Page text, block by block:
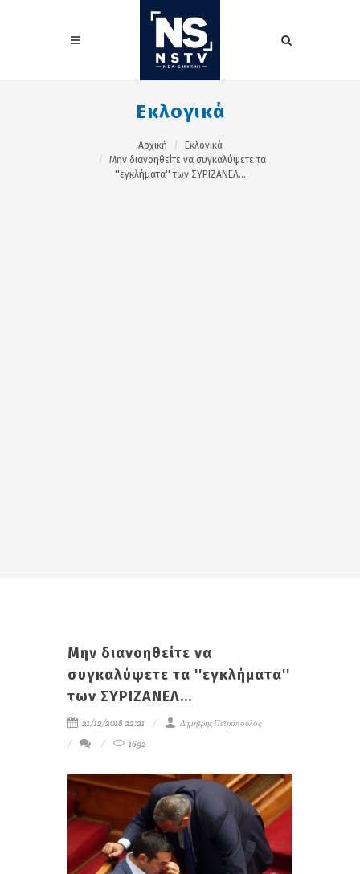
Εκλογικά
Αρχική
Εκλογικά
Μην διανοηθείτε να συγκαλύψετε τα
''εγκλήματα'' των ΣΥΡΙΖΑΝΕΛ...
Μην διανοηθείτε να
συγκαλύψετε τα ''εγκλήματα''
των ΣΥΡΙΖΑΝΕΛ...
21/12/2018 22:21
Δημήτρης Πετρόπουλος
1692